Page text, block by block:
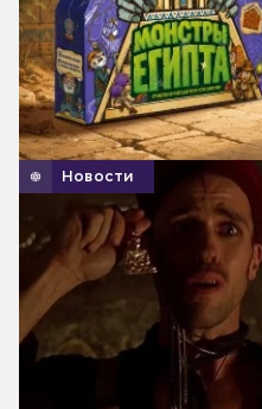
Новости